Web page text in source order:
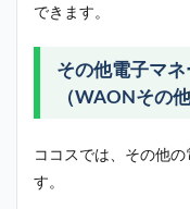
できます。
その他電子マ
（WAONその他
ココスでは、その他
す。